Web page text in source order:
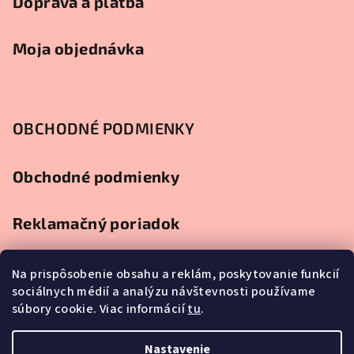
Na prispôsobenie obsahu a reklám, poskytovanie funkcií
sociálnych médií a analýzu návštevnosti používame
súbory cookie. Viac informáciítu.
Nastavenie
Moja objednávka
OBCHODNÉ PODMIENKY
Obchodné podmienky
Reklamačný poriadok
Ochrana osobných údajov
Splátkový predaj